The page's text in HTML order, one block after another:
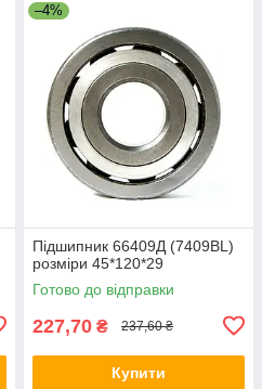
–4%
Підшипник 66409Д (7409BL)
розміри 45*120*29
Готово до відправки
227,70 ₴ 237,60 ₴
Купити